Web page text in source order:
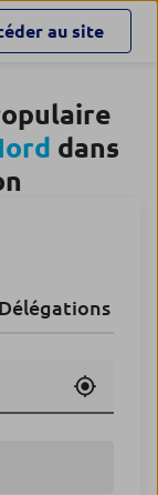
au site
dans
Délégations
Utiliser